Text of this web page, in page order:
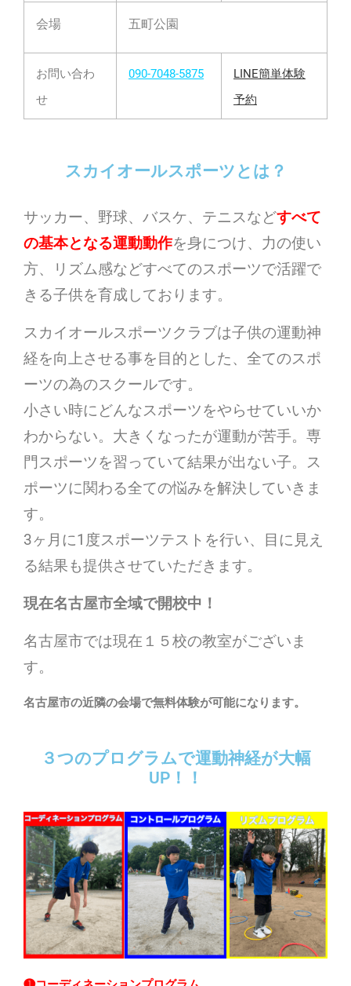
会場 五町公園
お問い合わ
せ
090-7048-5875
LINE簡単体験
予約
スカイオールスポーツとは？
サッカー、野球、バスケ、テニスなどすべて
の基本となる運動動作を身につけ、力の使い
方、リズム感などすべてのスポーツで活躍で
きる子供を育成しております。
スカイオールスポーツクラブは子供の運動神
経を向上させる事を目的とした、全てのスポ
ーツの為のスクールです。
小さい時にどんなスポーツをやらせていいか
わからない。大きくなったが運動が苦手。専
門スポーツを習っていて結果が出ない子。ス
ポーツに関わる全ての悩みを解決していきま
す。
3ヶ月に1 度スポーツテストを行い、目に見え
る結果も提供させていただきます。
現在名古屋市全域で開校中！
名古屋市では現在１５校の教室がございま
す。
名古屋市の近隣の会場で無料体験が可能になります。
３つのプログラムで運動神経が大幅
UP！！